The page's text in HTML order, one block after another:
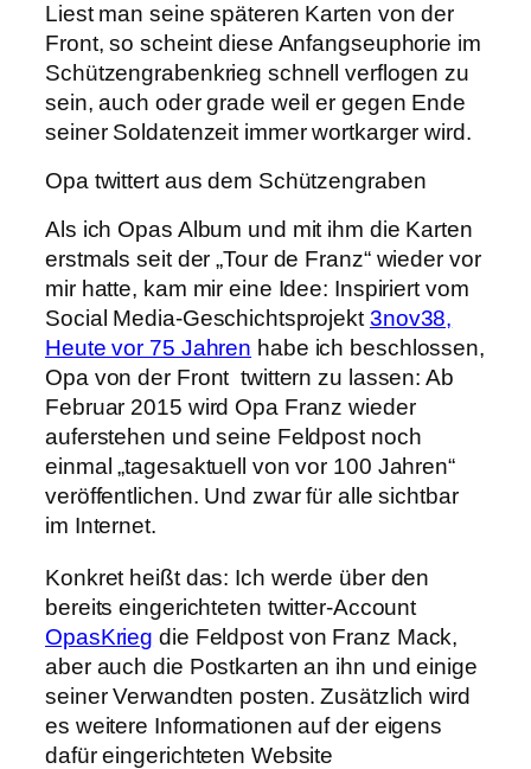
Liest man seine späteren Karten von der
Front, so scheint diese Anfangseuphorie im
Schützengrabenkrieg schnell verflogen zu
sein, auch oder grade weil er gegen Ende
seiner Soldatenzeit immer wortkarger wird.
Opa twittert aus dem Schützengraben
Als ich Opas Album und mit ihm die Karten
erstmals seit der „Tour de Franz“ wieder vor
mir hatte, kam mir eine Idee: Inspiriert vom
Social Media-Geschichtsprojekt3nov38,
Heute vor 75 Jahren habe ich beschlossen,
Opa von der Front twittern zu lassen: Ab
Februar 2015 wird Opa Franz wieder
auferstehen und seine Feldpost noch
einmal „tagesaktuell von vor 100 Jahren“
veröffentlichen. Und zwar für alle sichtbar
im Internet.
Konkret heißt das: Ich werde über den
bereits eingerichteten twitter-Account
OpasKrieg die Feldpost von Franz Mack,
aber auch die Postkarten an ihn und einige
seiner Verwandten posten. Zusätzlich wird
es weitere Informationen auf der eigens
dafür eingerichteten Website